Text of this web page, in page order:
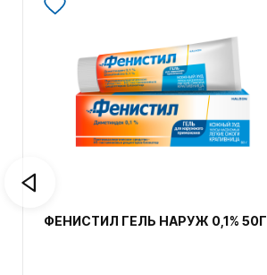
ФЕНИСТИЛ ГЕЛЬ НАРУЖ 0,1% 50Г